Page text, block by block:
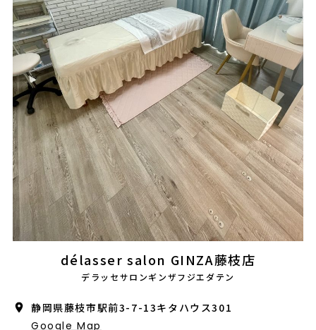
よくあるご質問
認定インストラクター・トレーナー紹介
コラム
会社概要
採用情報
製品導入について
お問い合わせ
délasser salon GINZA藤枝店
デラッセサロンギンザフジエダテン
静岡県藤枝市駅前3-7-13キタハウス301
Google Map